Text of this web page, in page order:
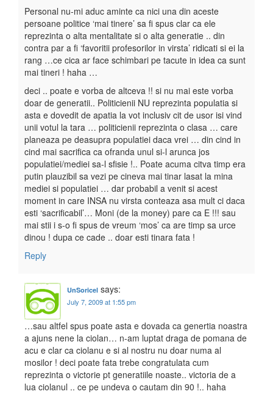
Personal nu-mi aduc aminte ca nici una din aceste
persoane politice ‘mai tinere’ sa fi spus clar ca ele
reprezinta o alta mentalitate si o alta generatie .. din
contra par a fi ‘favoritii profesorilor in virsta’ ridicati si ei la
rang …ce cica ar face schimbari pe tacute in idea ca sunt
mai tineri ! haha …
deci .. poate e vorba de altceva !! si nu mai este vorba
doar de generatii.. Politicienii NU reprezinta populatia si
asta e dovedit de apatia la vot inclusiv cit de usor isi vind
unii votul la tara … politicienii reprezinta o clasa … care
planeaza pe deasupra populatiei daca vrei … din cind in
cind mai sacrifica ca ofranda unul si-l arunca jos
populatiei/mediei sa-l sfisie !.. Poate acuma citva timp era
putin plauzibil sa vezi pe cineva mai tinar lasat la mina
mediei si populatiei … dar probabil a venit si acest
moment in care INSA nu virsta conteaza asa mult ci daca
esti ‘sacrificabil’… Moni (de la money) pare ca E !!! sau
mai stii i s-o fi spus de vreum ‘mos’ ca are timp sa urce
dinou ! dupa ce cade .. doar esti tinara fata !
Reply
UnSoricel says:
July 7, 2009 at 1:55 pm
…sau altfel spus poate asta e dovada ca genertia noastra
a ajuns nene la ciolan… n-am luptat draga de pomana de
acu e clar ca ciolanu e si al nostru nu doar numa al
mosilor ! deci poate fata trebe congratulata cum
reprezinta o victorie pt generatiile noaste.. victoria de a
lua ciolanul .. ce pe undeva o cautam din 90 !.. haha